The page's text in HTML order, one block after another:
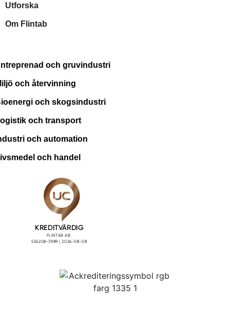
Utforska
Om Flintab
och gruvindustri
och återvinning
och skogsindustri
och transport
och automation
och handel